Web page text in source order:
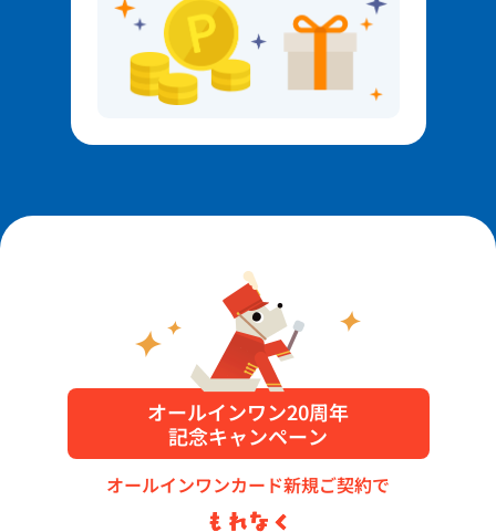
オールインワン20周年
記念キャンペーン
オールインワンカード新規ご契約で